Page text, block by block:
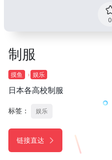
0
制服
摸鱼 娱乐
日本各高校制服
标签： 娱乐
链接直达